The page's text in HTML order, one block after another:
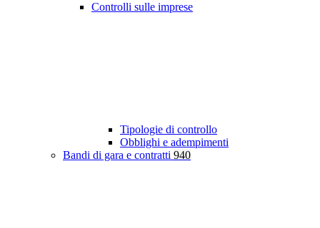
Controlli sulle imprese
Tipologie di controllo
Obblighi e adempimenti
Bandi di gara e contratti 940